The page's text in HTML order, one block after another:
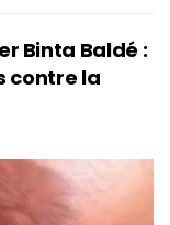
Binta Baldé :
contre la